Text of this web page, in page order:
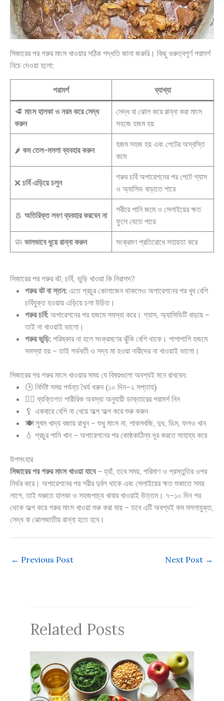
সিজারের পর গরুর মাংস খাওয়ার সঠিক পদ্ধতি জানা জরুরি। কিছু গুরুত্বপূর্ণ পরামর্শ
নিচে দেওয়া হলো:
পরামর্শ ব্যাখ্যা
🥩 মাংস হালকা ও নরম করে সেদ্ধ
করুন
সেদ্ধ বা ঝোল করে রান্না করা মাংস
সহজে হজম হয়
🌶️ কম তেল-মসলা ব্যবহার করুন
হজম সহজ হয় এবং পেটের অস্বস্তি
কমে
❌ চর্বি এড়িয়ে চলুন
গরুর চর্বি অপারেশনের পর পেটে গ্যাস
ও অ্যাসিড বাড়াতে পারে
🧂 অতিরিক্ত লবণ ব্যবহার করবেন না
শরীরে পানি জমে ও সেলাইয়ের ক্ষত
ফুলে যেতে পারে
🧼 ভালভাবে ধুয়ে রান্না করুন সংক্রমণ প্রতিরোধে সহায়তা করে
সিজারের পর গরুর বট, চর্বি, ভুড়ি খাওয়া কি নিরাপদ?
গরুর বট বা স্তন: এতে প্রচুর কোলাজেন থাকলেও অপারেশনের পর খুব বেশি
চর্বিযুক্ত হওয়ায় এড়িয়ে চলা উচিত।
গরুর চর্বি: অপারেশনের পর হজমে সমস্যা করে। গ্যাস, অ্যাসিডিটি বাড়ায় –
তাই না খাওয়াই ভালো।
গরুর ভুড়ি: পরিষ্কার না হলে সংক্রমণের ঝুঁকি বেশি থাকে। পাশাপাশি হজমে
সমস্যা হয় – তাই গর্ভবতী ও সদ্য মা হওয়া নারীদের না খাওয়াই ভালো।
সিজারের পর গরুর মাংস খাওয়ার সময় যে বিষয়গুলো অবশ্যই মনে রাখবেন:
🕒 নির্দিষ্ট সময় পর্যন্ত ধৈর্য ধরুন (১০ দিন–২ সপ্তাহ)
👩‍⚕️ ব্যক্তিগত শারীরিক অবস্থা অনুযায়ী ডাক্তারের পরামর্শ নিন
🥄 একবারে বেশি না খেয়ে অল্প অল্প করে শুরু করুন
🍽️ সুষম খাদ্য বজায় রাখুন – শুধু মাংস না, শাকসবজি, দুধ, ডিম, ফলও খান
💧 প্রচুর পানি খান – অপারেশনের পর কোষ্ঠকাঠিন্য দূর করতে সাহায্য করে
উপসংহার
সিজারের পর গরুর মাংস খাওয়া যাবে– হ্যাঁ, তবে সময়, পরিমাণ ও প্রস্তুতির ওপর
নির্ভর করে। অপারেশনের পর শরীর দুর্বল থাকে এবং সেলাইয়ের ক্ষত শুকাতে সময়
লাগে, তাই শুরুতে হালকা ও সহজপাচ্য খাবার খাওয়াই উত্তম। ৭–১০ দিন পর
থেকে অল্প করে গরুর মাংস খাওয়া শুরু করা যায় – তবে এটি অবশ্যই কম মসলাযুক্ত,
সেদ্ধ বা ঝোলজাতীয় রান্না হতে হবে।
← Previous Post Next Post →
Related Posts